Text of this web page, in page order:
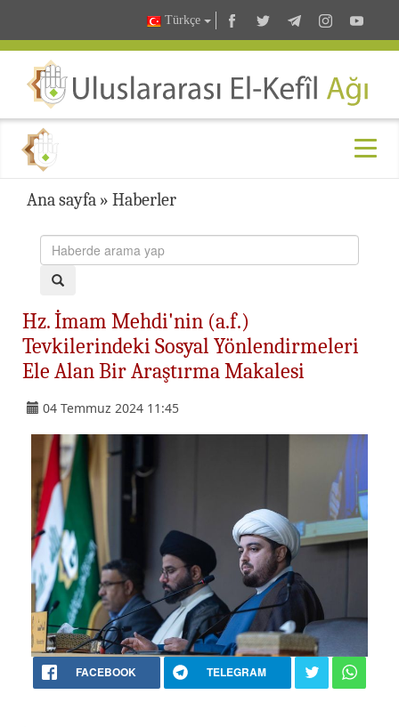
Türkçe
Ana sayfa » Haberler
Hz. İmam Mehdi'nin (a.f.)
Tevkilerindeki Sosyal Yönlendirmeleri
Ele Alan Bir Araştırma Makalesi
04 Temmuz 2024 11:45
FACEBOOK TELEGRAM